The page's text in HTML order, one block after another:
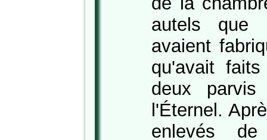
autels
avaient
qu'avait
deux
l'Éternel.
enlevés